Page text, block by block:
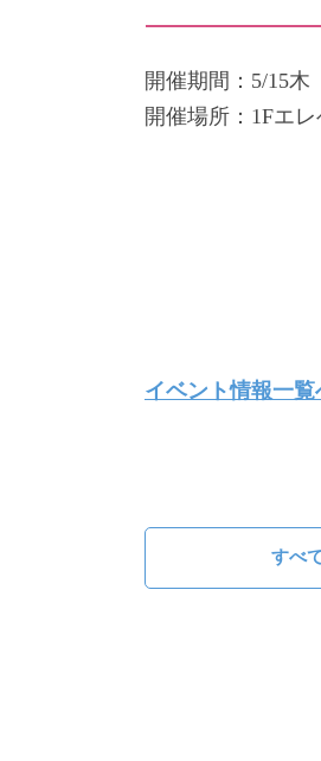
開催期間：5/15
開催場所：1Fエ
イベント情報一覧
すべ